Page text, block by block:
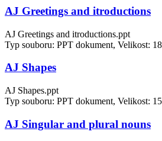
AJ Greetings and itroductions
AJ Greetings and itroductions.ppt
Typ souboru: PPT dokument, Velikost:
AJ Shapes
AJ Shapes.ppt
Typ souboru: PPT dokument, Velikost:
AJ Singular and plural nouns